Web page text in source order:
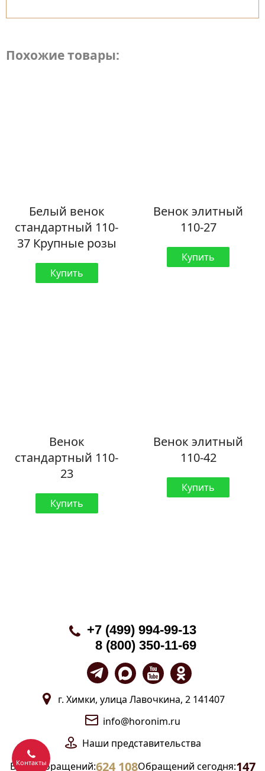
Похожие товары:
Белый венок
стандартный 110-
37 Крупные розы
Купить
Венок элитный
110-27
Купить
Венок
стандартный 110-
23
Купить
Венок элитный
110-42
Купить
+7 (499) 994-99-13
8 (800) 350-11-69
г. Химки, улица Лавочкина, 2 141407
info@horonim.ru
Наши представительства
Всего обращений:624 108Обращений сегодня:147
Контакты